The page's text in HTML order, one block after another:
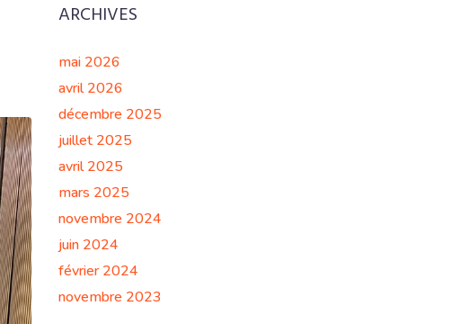
ARCHIVES
mai 2026
avril 2026
décembre 2025
juillet 2025
avril 2025
mars 2025
novembre 2024
juin 2024
février 2024
novembre 2023